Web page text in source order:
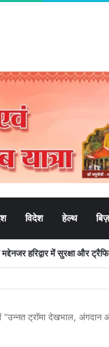
विदेश हेल्थ
हरिद्वार में सुरक्षा और
ट्रॉमा देखभाल, अंगदान